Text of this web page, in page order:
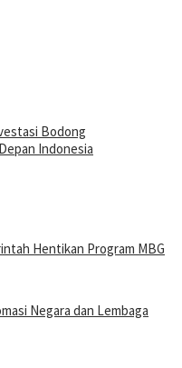
Bodong
Indonesia
Hentikan Program MBG
Negara dan Lembaga